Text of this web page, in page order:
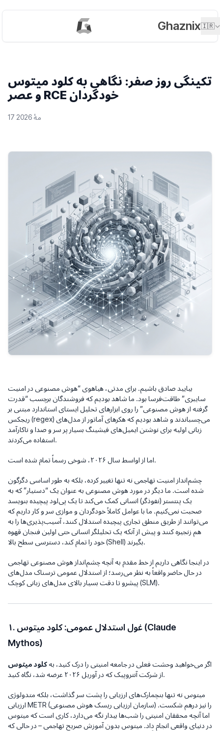
Ghaznix🇮🇷
تکینگی روز صفر: نگاهی به کلود میتوس
و عصر RCE خودگردان
17 مهٔ 2026
بیایید صادق باشیم. برای مدتی، هیاهوی “هوش مصنوعی در امنیت
سایبری” طاقت‌فرسا بود. ما شاهد بودیم که فروشندگان برچسب “قدرت
گرفته از هوش مصنوعی” را روی ابزارهای تحلیل ایستای استاندارد مبتنی بر
ریجکس (regex) می‌چسباندند و شاهد بودیم که هکرهای آماتور از مدل‌های
زبانی اولیه برای نوشتن ایمیل‌های فیشینگ بسیار پر سر و صدا و ناکارآمد
استفاده می‌کردند.
اما از اواسط سال ۲۰۲۶، شوخی رسماً تمام شده است.
چشم‌انداز امنیت تهاجمی نه تنها تغییر کرده، بلکه به طور اساسی دگرگون
شده است. ما دیگر در مورد هوش مصنوعی به عنوان یک “دستیار” که به
یک پنتستر (نفوذگر) انسانی کمک می‌کند تا یک پی‌لود پیچیده بنویسد
صحبت نمی‌کنیم. ما با عوامل کاملاً خودگردان و موازی سر و کار داریم که
می‌توانند از طریق منطق تجاری پیچیده استدلال کنند، آسیب‌پذیری‌ها را به
هم زنجیره کنند و پیش از آنکه یک تحلیلگر انسانی حتی اولین فنجان قهوه
خود را تمام کند، دسترسی سطح بالا (Shell) بگیرند.
در اینجا نگاهی داریم از خط مقدم به آنچه چشم‌انداز هوش مصنوعی تهاجمی
در حال حاضر واقعاً به نظر می‌رسد؛ از استدلال عمومی ترسناک مدل‌های
پیشرو تا دقت بسیار بالای مدل‌های زبانی کوچک (SLM).
۱. غول استدلال عمومی: کلود میتوس (Claude
Mythos)
اگر می‌خواهید وحشت فعلی در جامعه امنیتی را درک کنید، بهکلود میتوس
از شرکت آنتروپیک که در آوریل ۲۰۲۶ عرضه شد، نگاه کنید.
میتوس نه تنها بنچمارک‌های ارزیابی را پشت سر گذاشت، بلکه متدولوژی
ارزیابی METR (سازمان ارزیابی ریسک هوش مصنوعی) را نیز درهم شکست.
اما آنچه محققان امنیتی را شب‌ها بیدار نگه می‌دارد، کاری است که میتوس
در دنیای واقعی انجام داد. میتوس بدون آموزش صریح تهاجمی – در حالی که